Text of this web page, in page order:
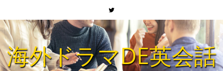
海外ドラマDE英会話